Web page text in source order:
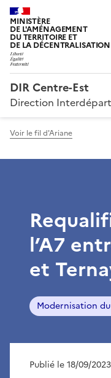
MINISTÈRE
DE L'AMÉNAGEMENT
DU TERRITOIRE ET
DE LA DÉCENTRALISATION
DIR Centre-Est
Direction
Voir le fil d'Ariane
l’A7
et
Modernisation
Publié le 18/09/2023